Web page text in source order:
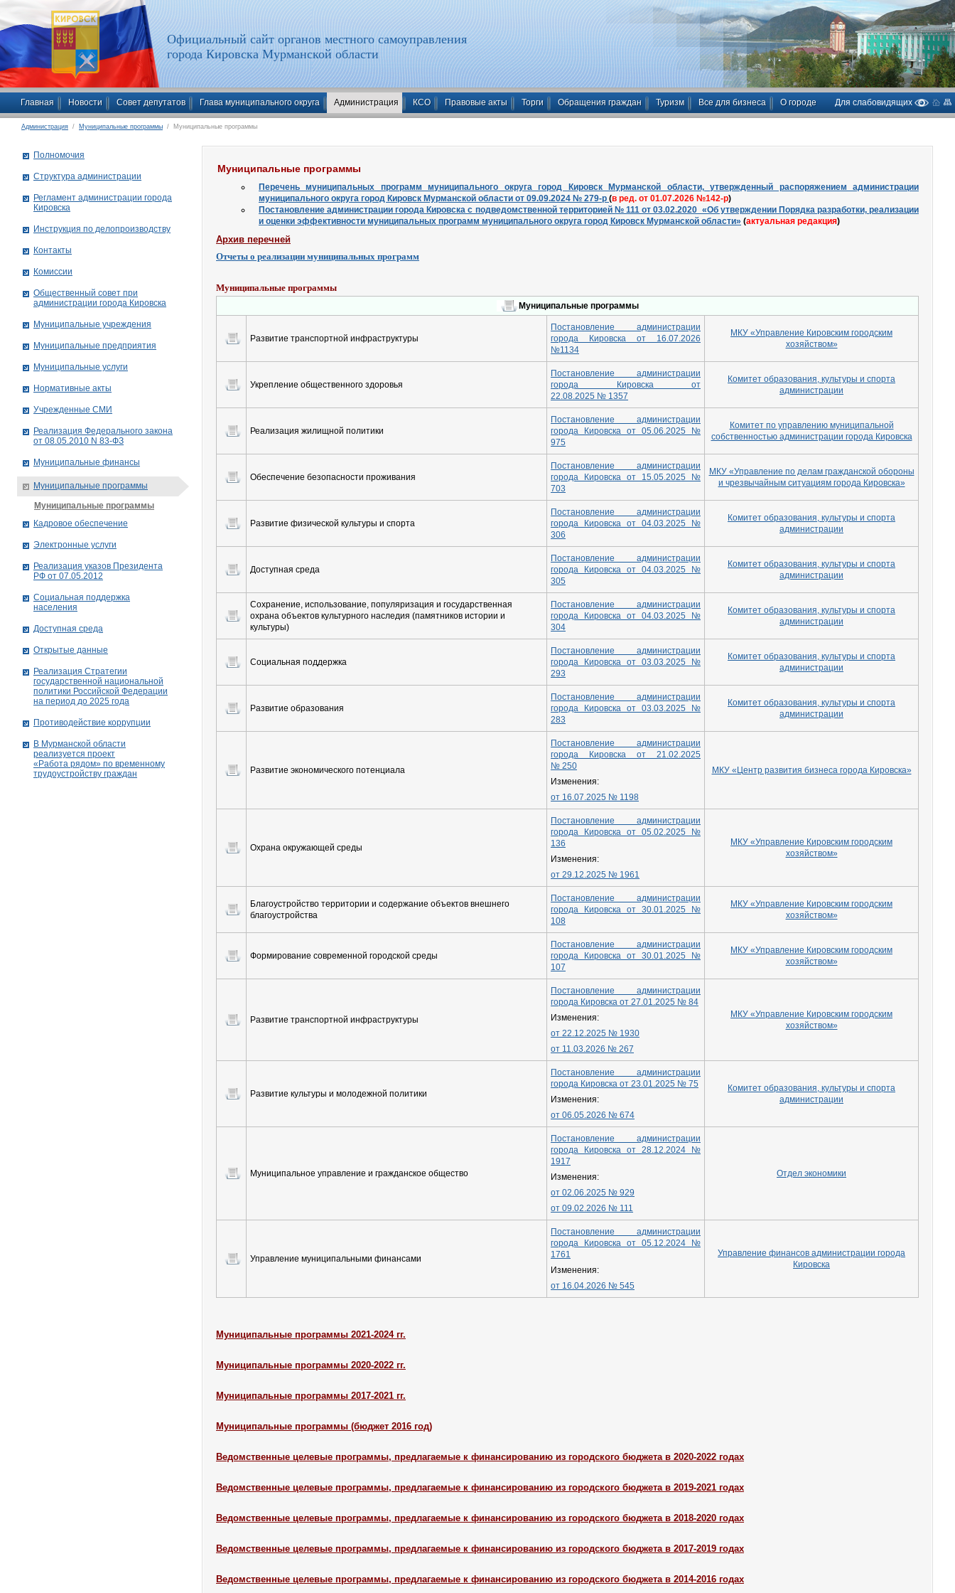
Официальный сайт органов местного самоуправления
города Кировска Мурманской области
Главная Новости Совет депутатов Глава муниципального округа Администрация КСО Правовые акты Торги Обращения граждан Туризм Все для бизнеса О городе Для слабовидящих
Администрация / Муниципальные программы / Муниципальные программы
Муниципальные программы
Перечень муниципальных программ муниципального округа город Кировск Мурманской области, утвержденный распоряжением администрации
муниципального округа город Кировск Мурманской области от 09.09.2024 № 279-р (в ред. от 01.07.2026 №142-р)
Постановление администрации города Кировска с подведомственной территорией № 111 от 03.02.2020 «Об утверждении Порядка разработки, реализации
и оценки эффективности муниципальных программ муниципального округа город Кировск Мурманской области» (актуальная редакция)
Архив перечней
Отчеты о реализации муниципальных программ
Муниципальные программы
Муниципальные программы
Развитие транспортной инфраструктуры
Постановление администрации
города Кировска от 16.07.2026
№1134
МКУ «Управление Кировским городским
хозяйством»
Укрепление общественного здоровья
Постановление администрации
города Кировска от
22.08.2025 № 1357
Комитет образования, культуры и спорта
администрации
Реализация жилищной политики
Постановление администрации
города Кировска от 05.06.2025 №
975
Комитет по управлению муниципальной
собственностью администрации города Кировска
Обеспечение безопасности проживания
Постановление администрации
города Кировска от 15.05.2025 №
703
МКУ «Управление по делам гражданской обороны
и чрезвычайным ситуациям города Кировска»
Развитие физической культуры и спорта
Постановление администрации
города Кировска от 04.03.2025 №
306
Комитет образования, культуры и спорта
администрации
Доступная среда
Постановление администрации
города Кировска от 04.03.2025 №
305
Комитет образования, культуры и спорта
администрации
Сохранение, использование, популяризация и государственная
охрана объектов культурного наследия (памятников истории и
культуры)
Постановление администрации
города Кировска от 04.03.2025 №
304
Комитет образования, культуры и спорта
администрации
Социальная поддержка
Постановление администрации
города Кировска от 03.03.2025 №
293
Комитет образования, культуры и спорта
администрации
Развитие образования
Постановление администрации
города Кировска от 03.03.2025 №
283
Комитет образования, культуры и спорта
администрации
Развитие экономического потенциала
Постановление администрации
города Кировска от 21.02.2025
№ 250
Изменения:
от 16.07.2025 № 1198
МКУ «Центр развития бизнеса города Кировска»
Охрана окружающей среды
Постановление администрации
города Кировска от 05.02.2025 №
136
Изменения:
от 29.12.2025 № 1961
МКУ «Управление Кировским городским
хозяйством»
Благоустройство территории и содержание объектов внешнего
благоустройства
Постановление администрации
города Кировска от 30.01.2025 №
108
МКУ «Управление Кировским городским
хозяйством»
Формирование современной городской среды
Постановление администрации
города Кировска от 30.01.2025 №
107
МКУ «Управление Кировским городским
хозяйством»
Развитие транспортной инфраструктуры
Постановление администрации
города Кировска от 27.01.2025 № 84
Изменения:
от 22.12.2025 № 1930
от 11.03.2026 № 267
МКУ «Управление Кировским городским
хозяйством»
Развитие культуры и молодежной политики
Постановление администрации
города Кировска от 23.01.2025 № 75
Изменения:
от 06.05.2026 № 674
Комитет образования, культуры и спорта
администрации
Муниципальное управление и гражданское общество
Постановление администрации
города Кировска от 28.12.2024 №
1917
Изменения:
от 02.06.2025 № 929
от 09.02.2026 № 111
Отдел экономики
Управление муниципальными финансами
Постановление администрации
города Кировска от 05.12.2024 №
1761
Изменения:
от 16.04.2026 № 545
Управление финансов администрации города
Кировска
Муниципальные программы 2021-2024 гг.
Муниципальные программы 2020-2022 гг.
Муниципальные программы 2017-2021 гг.
Муниципальные программы (бюджет 2016 год)
Ведомственные целевые программы, предлагаемые к финансированию из городского бюджета в 2020-2022 годах
Ведомственные целевые программы, предлагаемые к финансированию из городского бюджета в 2019-2021 годах
Ведомственные целевые программы, предлагаемые к финансированию из городского бюджета в 2018-2020 годах
Ведомственные целевые программы, предлагаемые к финансированию из городского бюджета в 2017-2019 годах
Ведомственные целевые программы, предлагаемые к финансированию из городского бюджета в 2014-2016 годах
Полномочия
Структура администрации
Рег­ла­мент ад­ми­нист­ра­ции го­ро­да
Ки­ров­ска
Инструкция по делопроизводству
Контакты
Комиссии
Общественный совет при
администрации города Кировска
Муниципальные учреждения
Муниципальные предприятия
Муниципальные услуги
Нормативные акты
Учрежденные СМИ
Реализация Федерального закона
от 08.05.2010 N 83-ФЗ
Муниципальные финансы
Муниципальные программы
Муниципальные программы
Кадровое обеспечение
Электронные услуги
Реализация указов Президента
РФ от 07.05.2012
Социальная поддержка
населения
Доступная среда
Открытые данные
Реализация Стратегии
государственной национальной
политики Российской Федерации
на период до 2025 года
Противодействие коррупции
В Мурманской области
реализуется проект
«Работа рядом» по временному
трудоустройству граждан